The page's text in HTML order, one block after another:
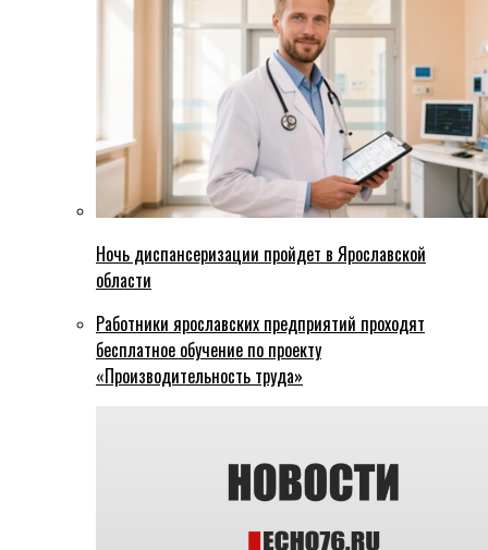
Ночь диспансеризации пройдет в Ярославской
области
Работники ярославских предприятий проходят
бесплатное обучение по проекту
«Производительность труда»